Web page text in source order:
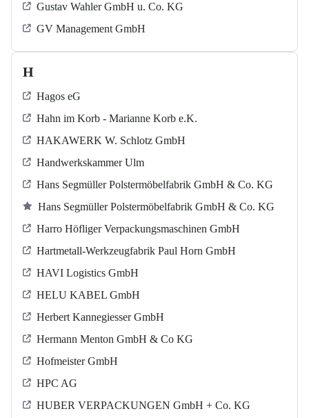
Gustav Wahler GmbH u. Co. KG
GV Management GmbH
H
Hagos eG
Hahn im Korb - Marianne Korb e.K.
HAKAWERK W. Schlotz GmbH
Handwerkskammer Ulm
Hans Segmüller Polstermöbelfabrik GmbH & Co. KG
Hans Segmüller Polstermöbelfabrik GmbH & Co. KG
Harro Höfliger Verpackungsmaschinen GmbH
Hartmetall-Werkzeugfabrik Paul Horn GmbH
HAVI Logistics GmbH
HELU KABEL GmbH
Herbert Kannegiesser GmbH
Hermann Menton GmbH & Co KG
Hofmeister GmbH
HPC AG
HUBER VERPACKUNGEN GmbH + Co. KG